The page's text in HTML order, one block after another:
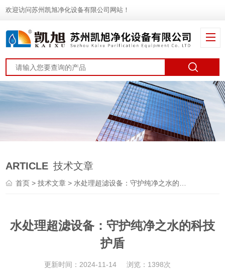
欢迎访问苏州凯旭净化设备有限公司网站！
ARTICLE 技术文章
首页 >技术文章 > 水处理超滤设备：守护纯净之水的科技护盾
水处理超滤设备：守护纯净之水的科技
护盾
更新时间：2024-11-14 浏览：1398次